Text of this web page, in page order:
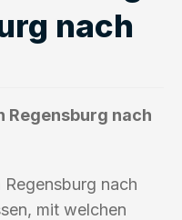
nach
Regensburg nach
nach
mit welchen